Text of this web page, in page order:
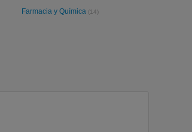
Farmacia y Química (14)